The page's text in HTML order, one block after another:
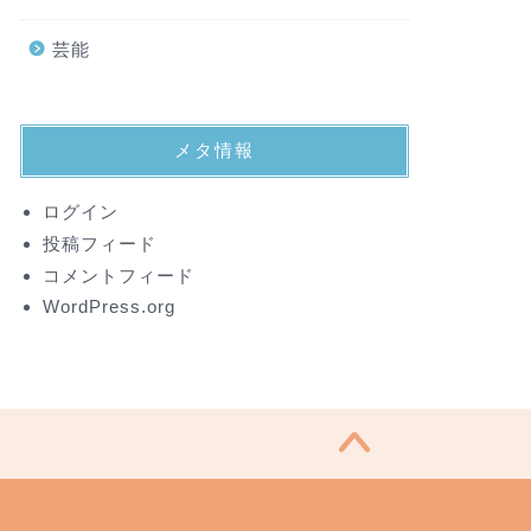
芸能
メタ情報
ログイン
投稿フィード
コメントフィード
WordPress.org